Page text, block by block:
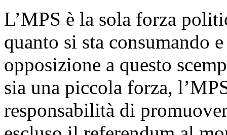
L’MPS è la sola forza
quanto si sta consumando
opposizione a questo
sia una piccola forza,
responsabilità di